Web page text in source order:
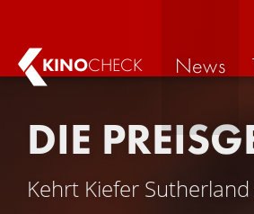
KINOCHECK News
DIE
Kehrt Kiefer